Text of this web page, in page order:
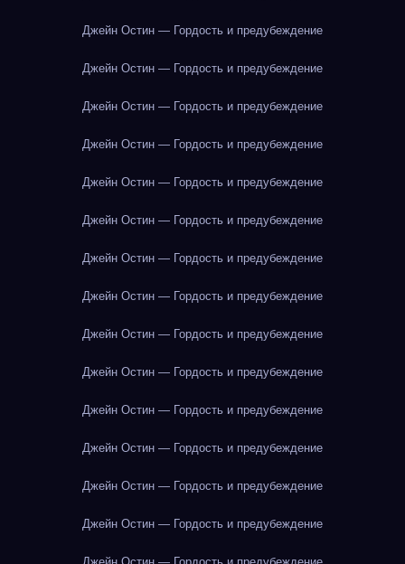
Джейн Остин — Гордость и предубеждение
Джейн Остин — Гордость и предубеждение
Джейн Остин — Гордость и предубеждение
Джейн Остин — Гордость и предубеждение
Джейн Остин — Гордость и предубеждение
Джейн Остин — Гордость и предубеждение
Джейн Остин — Гордость и предубеждение
Джейн Остин — Гордость и предубеждение
Джейн Остин — Гордость и предубеждение
Джейн Остин — Гордость и предубеждение
Джейн Остин — Гордость и предубеждение
Джейн Остин — Гордость и предубеждение
Джейн Остин — Гордость и предубеждение
Джейн Остин — Гордость и предубеждение